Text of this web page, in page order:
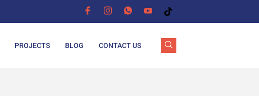
PROJECTS BLOG CONTACT US